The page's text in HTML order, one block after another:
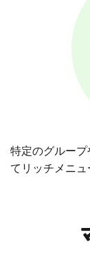
特定のグルー
てリッチメニュ